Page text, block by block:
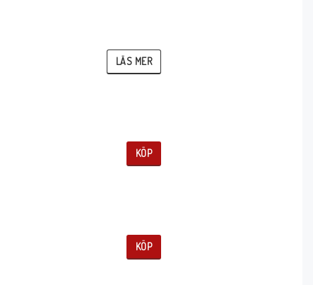
LÄS MER
KÖP
KÖP